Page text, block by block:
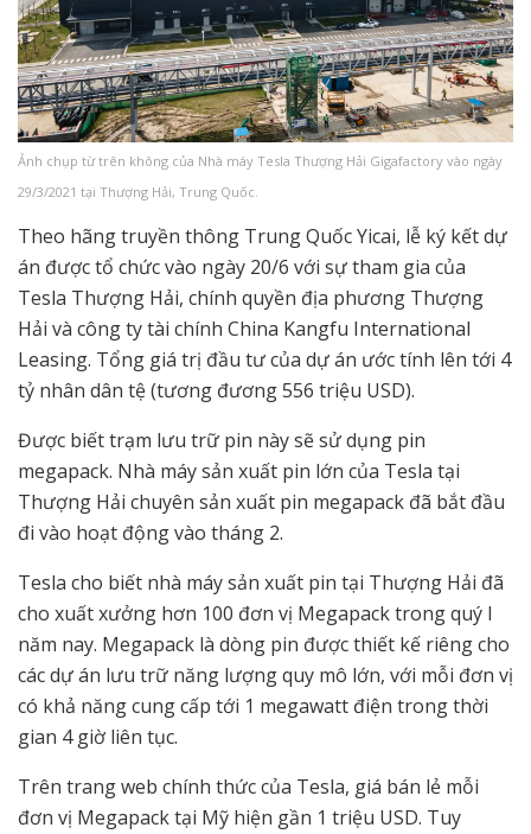
Ảnh chụp từ trên không của Nhà máy Tesla Thượng Hải Gigafactory vào ngày
29/3/2021 tại Thượng Hải, Trung Quốc.
Theo hãng truyền thông Trung Quốc Yicai, lễ ký kết dự
án được tổ chức vào ngày 20/6 với sự tham gia của
Tesla Thượng Hải, chính quyền địa phương Thượng
Hải và công ty tài chính China Kangfu International
Leasing. Tổng giá trị đầu tư của dự án ước tính lên tới 4
tỷ nhân dân tệ (tương đương 556 triệu USD).
Được biết trạm lưu trữ pin này sẽ sử dụng pin
megapack. Nhà máy sản xuất pin lớn của Tesla tại
Thượng Hải chuyên sản xuất pin megapack đã bắt đầu
đi vào hoạt động vào tháng 2.
Tesla cho biết nhà máy sản xuất pin tại Thượng Hải đã
cho xuất xưởng hơn 100 đơn vị Megapack trong quý I
năm nay. Megapack là dòng pin được thiết kế riêng cho
các dự án lưu trữ năng lượng quy mô lớn, với mỗi đơn vị
có khả năng cung cấp tới 1 megawatt điện trong thời
gian 4 giờ liên tục.
Trên trang web chính thức của Tesla, giá bán lẻ mỗi
đơn vị Megapack tại Mỹ hiện gần 1 triệu USD. Tuy